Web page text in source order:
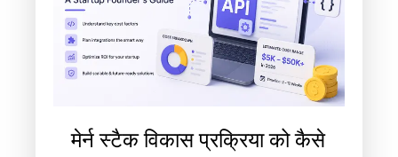
मेर्न स्टैक विकास प्रक्रिया को कैसे